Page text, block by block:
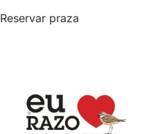
Reservar praza